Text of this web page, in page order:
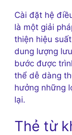
Cài đặt hệ
là một giải
thiện hiệu
dung lượng
bước được
thể dễ dàng
hưởng những
lại.
Thẻ từ